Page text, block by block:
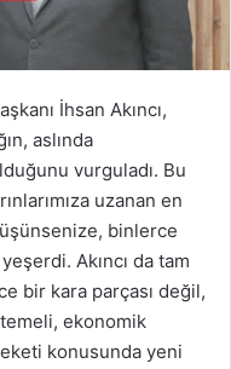
İhsan Akıncı,
aslında
vurguladı. Bu
uzanan en
binlerce
Akıncı da tam
bir kara parçası değil,
ekonomik
konusunda yeni